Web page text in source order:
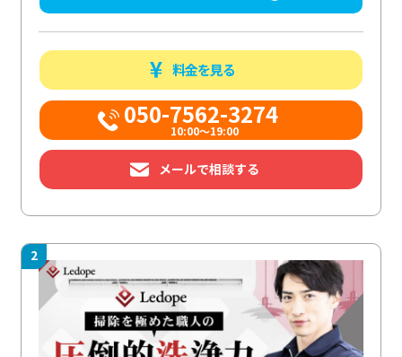
料金を見る
050-7562-3274
10:00〜19:00
メールで相談する
2